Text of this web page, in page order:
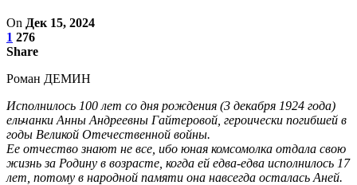
On Дек 15, 2024
1 276
Share
Роман ДЕМИН
Исполнилось 100 лет со дня рождения (3 декабря 1924 года)
ельчанки Анны Андреевны Гайтеровой, героически погибшей в
годы Великой Отечественной войны.
Ее отчество знают не все, ибо юная комсомолка отдала свою
жизнь за Родину в возрасте, когда ей едва-едва исполнилось 17
лет, потому в народной памяти она навсегда осталась Аней.